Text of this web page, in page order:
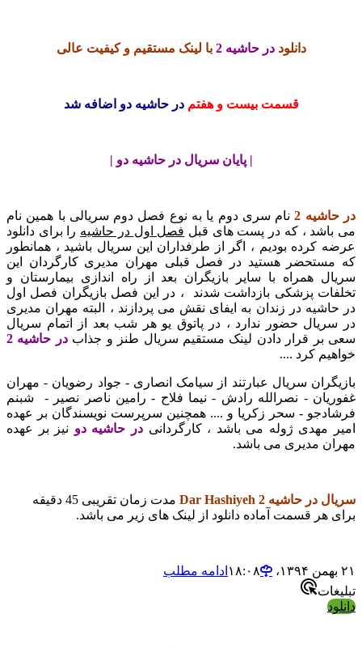
دانلود در حاشیه 2 با لینک مستقیم و کیفیت عالی
قسمت بیست و هفتم در حاشیه دو اضافه شد
| پایان سریال در حاشیه دو |
در حاشیه 2
نام سری دوم یا به نوع فصل دوم سریالی با همین نام
می باشد ، که در پست های قبل فصل اول در حاشیه را برای دانلود
عرضه کرده بودیم ، اگر از طرفداران این سریال باشید ، همانطور
که مستحضر هستید در فصل قبلی مهران مدیری کارگردان این
سریال همراه با سایر بازیگران بعد از راه اندازی بیمارستان و
تخلفات پزشکی بازداشت شدند ، در این فصل بازیگران فصل اول
در حاشیه در زندان به ایفای نقش می پردازند ، البته مهران مدیری
در سریال حضور ندارد ، در پاتوق یو هر شب بعد از اتمام سریال
سعی بر قرار دادن لینک مستقیم سریال طنز و جذابدر حاشیه 2
خواهیم کرد ....
بازیگران سریال عبارتند از سیامک انصاری - جواد رضویان - مهران
غفوریان - نصرالله رادش - نیما فلاح - رامین ناصر نصیر - شبنم
فرشادجو - سحر زکریا و .... همچنین سرپرست نویسندگان بر عهده
امیر مهدی ژوله می باشد ، کارگردانیدر حاشیه دو نیز بر عهده
مهران مدیری می باشد.
سریال در حاشیه 2 Dar Hashiyeh
مدت زمان تقریبی 45 دقیقه
برای هر قسمت آماده دانلود از لینک های زیر می باشد.
۲۱ بهمن ۱۳۹۴،‏ ۱۸:۰۸
ادامه مطلب
تبلیغات
دانلود